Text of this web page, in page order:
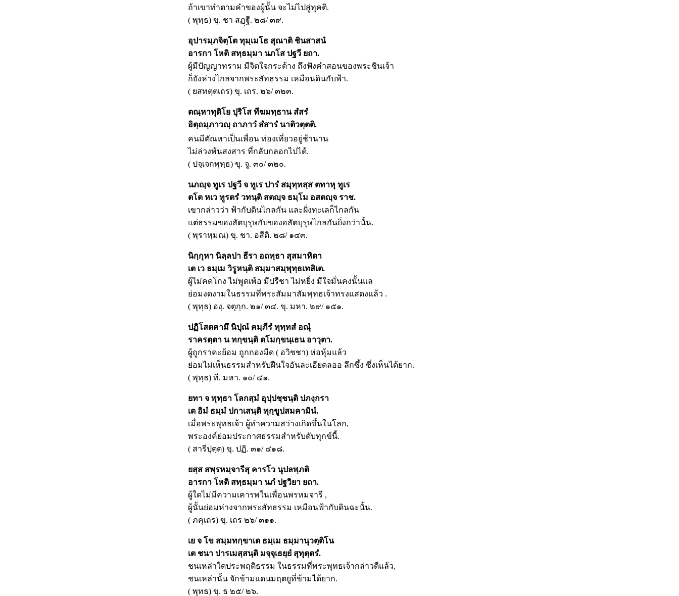
ถ้าเขาทำตามคำของผู้นั้น จะไม่ไปสู่ทุคติ.
( พุทฺธ) ขุ. ชา สฏฺฐี. ๒๘/ ๓๙.
อุปารมฺภจิตฺโตทุมฺเมโธ สุณาติ ชินสาสนํ
อารกาโหติ สทฺธมฺมา นภโส ปฐวี ยถา.
ผู้มีปัญญาทราม มีจิตใจกระด้าง ถึงฟังคำสอนของพระชินเจ้า
ก็ยังห่างไกลจากพระสัทธรรม เหมือนดินกับฟ้า.
( ยสทตฺตเถร) ขุ. เถร. ๒๖/ ๓๒๓.
ตณฺหาทุติโยปุริโส ทีฆมทฺธาน สํสรํ
อิตฺถมฺภาวญฺ ถาภาวํ สํสารํ นาติวตฺตติ.
คนมีตัณหาเป็นเพื่อน ท่องเที่ยวอยู่ช้านาน
ไม่ล่วงพ้นสงสาร ที่กลับกลอกไปได้.
( ปจฺเจกพุทฺธ) ขุ. จู. ๓๐/ ๓๒๐.
นภญฺจทูเร ปฐวี จ ทูเร ปารํ สมุทฺทสฺส ตทาหุ ทูเร
ตโตหเว ทูรตรํ วทนฺติ สตญฺจ ธมฺโม อสตญฺจ ราช.
เขากล่าวว่า ฟ้ากับดินไกลกัน และฝั่งทะเลก็ไกลกัน
แต่ธรรมของสัตบุรุษกับของอสัตบุรุษไกลกันยิ่งกว่านั้น.
( พฺราหฺมณ) ขุ. ชา. อสีติ. ๒๘/ ๑๔๓.
นิกฺกุหานิลฺลปา ธีรา อถทฺธา สุสมาหิตา
เตเว ธมฺเม วิรูหนฺติ สมฺมาสมฺพุทฺธเทสิเต.
ผู้ไม่คดโกง ไม่พูดเพ้อ มีปรีชา ไม่หยิ่ง มีใจมั่นคงนั้นแล
ย่อมงดงามในธรรมที่พระสัมมาสัมพุทธเจ้าทรงแสดงแล้ว .
( พุทฺธ) องฺ. จตุกฺก. ๒๑/ ๓๔. ขุ. มหา. ๒๙/ ๑๕๑.
ปฏิโสตคามึนิปุณํ คมฺภีรํ ทุทฺทสํ อณุํ
ราครตฺตา น ทกฺขนฺติ ตโมกฺขนฺเธน อาวุตา.
ผู้ถูกราคะย้อม ถูกกองมืด ( อวิชชา) ห่อหุ้มแล้ว
ย่อมไม่เห็นธรรมสำหรับฝืนใจอันละเอียดลออ ลึกซึ้ง ซึ่งเห็นได้ยาก.
( พุทฺธ) ที. มหา. ๑๐/ ๔๑.
ยทาจ พุทฺธา โลกสฺมํ อุปฺปชฺชนฺติ ปภงฺกรา
เตอิมํ ธมฺมํ ปกาเสนฺติ ทุกฺขูปสมคามินํ.
เมื่อพระพุทธเจ้า ผู้ทำความสว่างเกิดขึ้นในโลก,
พระองค์ย่อมประกาศธรรมสำหรับดับทุกข์นี้.
( สารีปุตฺต) ขุ. ปฏิ. ๓๑/ ๔๑๘.
ยสฺสสพฺรหมฺจารีสุ คารโว นุปลพฺภติ
อารกาโหติ สทฺธมฺมา นภํ ปฐวิยา ยถา.
ผู้ใดไม่มีความเคารพในเพื่อนพรหมจารี ,
ผู้นั้นย่อมห่างจากพระสัทธรรม เหมือนฟ้ากับดินฉะนั้น.
( ภคุเถร) ขุ. เถร ๒๖/ ๓๑๑.
เยจ โข สมฺมทกฺขาเต ธมฺเม ธมฺมานุวตฺติโน
เต ชนา ปารเมสฺสนฺติ มจฺจุเธยฺยํ สุทุตฺตรํ.
ชนเหล่าใดประพฤติธรรม ในธรรมที่พระพุทธเจ้ากล่าวดีแล้ว,
ชนเหล่านั้น จักข้ามแดนมฤตยูที่ข้ามได้ยาก.
( พุทธ) ขุ. ธ ๒๕/ ๒๖.